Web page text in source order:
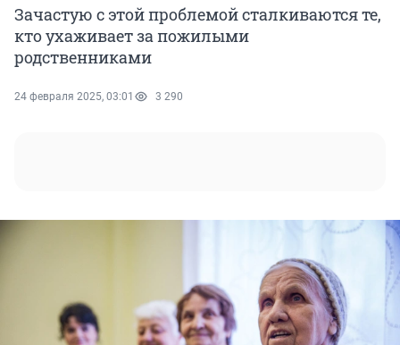
Зачастую с этой проблемой сталкиваются те,
кто ухаживает за пожилыми
родственниками
24 февраля 2025, 03:01 3 290